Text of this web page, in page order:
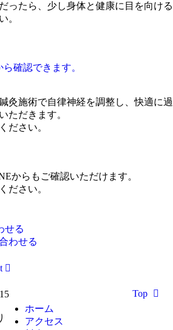
ったら、少し身体と健康に目を向ける
。
確認できます。
灸施術で自律神経を調整し、快適に過
ただきます。
ださい。
からもご確認いただけます。
ださい。
せる
わせる
ホーム
アクセス
Top